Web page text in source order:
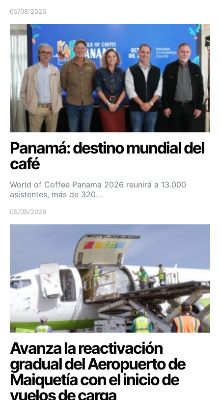
05/08/2026
Panamá: destino mundial del
café
World of Coffee Panama 2026 reunirá a 13.000
asistentes, más de 320…
05/08/2026
Avanza la reactivación
gradual del Aeropuerto de
Maiquetía con el inicio de
vuelos de carga